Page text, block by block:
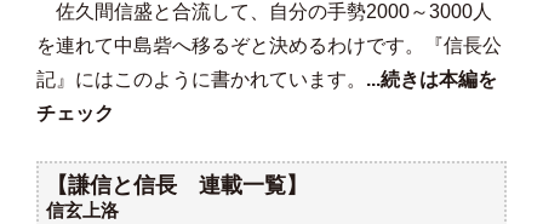
佐久間信盛と合流して、自分の手勢2000～3000人
を連れて中島砦へ移るぞと決めるわけです。『信長公
記』にはこのように書かれています。 ...続きは本編を
チェック
【謙信と信長 連載一覧】
信玄上洛